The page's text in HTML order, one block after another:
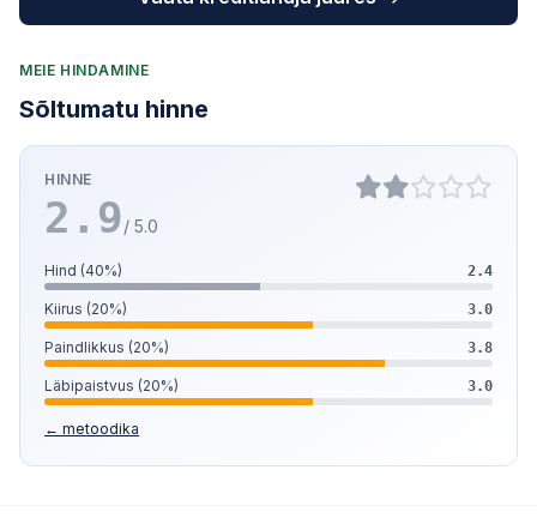
MEIE HINDAMINE
Sõltumatu hinne
HINNE
2.9/ 5.0
Hind (40%) 2.4
Kiirus (20%) 3.0
Paindlikkus (20%) 3.8
Läbipaistvus (20%) 3.0
← metoodika